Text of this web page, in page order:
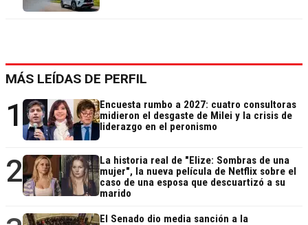
MÁS LEÍDAS DE PERFIL
1
Encuesta rumbo a 2027: cuatro consultoras
midieron el desgaste de Milei y la crisis de
liderazgo en el peronismo
2
La historia real de "Elize: Sombras de una
mujer", la nueva película de Netflix sobre el
caso de una esposa que descuartizó a su
marido
El Senado dio media sanción a la